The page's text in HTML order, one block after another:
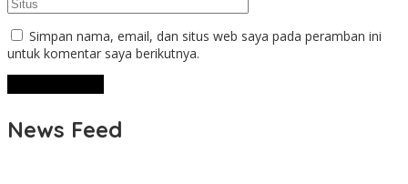
Simpan nama, email, dan situs web saya pada peramban ini
untuk komentar saya berikutnya.
News Feed